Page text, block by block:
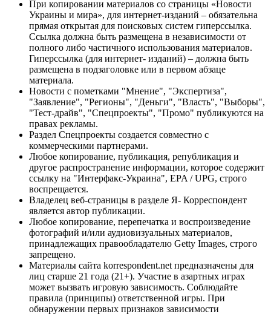
При копировании материалов со страницы «Новости
Украины и мира», для интернет-изданий – обязательна
прямая открытая для поисковых систем гиперссылка.
Ссылка должна быть размещена в независимости от
полного либо частичного использования материалов.
Гиперссылка (для интернет- изданий) – должна быть
размещена в подзаголовке или в первом абзаце
материала.
Новости с пометками "Мнение", "Экспертиза",
"Заявление", "Регионы", "Деньги", "Власть", "Выборы",
"Тест-драйв", "Спецпроекты", "Промо" публикуются на
правах рекламы.
Раздел Спецпроекты создается совместно с
коммерческими партнерами.
Любое копирование, публикация, републикация и
другое распространение информации, которое содержит
ссылку на "Интерфакс-Украина", EPA / UPG, строго
воспрещается.
Владелец веб-страницы в разделе Я- Корреспондент
является автор публикации.
Любое копирование, перепечатка и воспроизведение
фотографий и/или аудиовизуальных материалов,
принадлежащих правообладателю Getty Images, строго
запрещено.
Материалы сайта korrespondent.net предназначены для
лиц старше 21 года (21+). Участие в азартных играх
может вызвать игровую зависимость. Соблюдайте
правила (принципы) ответственной игры. При
обнаружении первых признаков зависимости